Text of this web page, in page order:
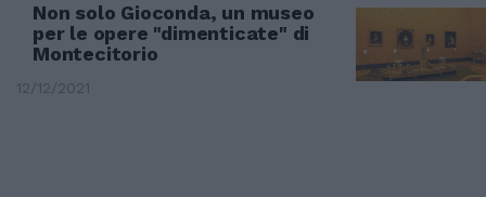
Non solo Gioconda, un museo
per le opere "dimenticate" di
Montecitorio
12/12/2021